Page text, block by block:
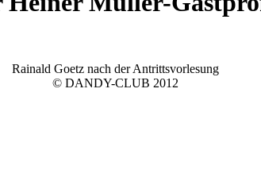
Rainald Goetz nach der Antrittsvorlesung
© DANDY-CLUB 2012